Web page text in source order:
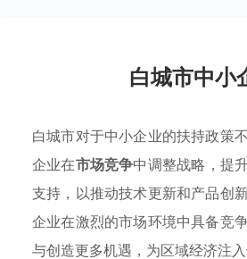
白城市中小
白城市对于中小企业的扶持政策
企业在市场竞争中调整战略，提
支持，以推动技术更新和产品创
企业在激烈的市场环境中具备竞
与创造更多机遇，为区域经济注入